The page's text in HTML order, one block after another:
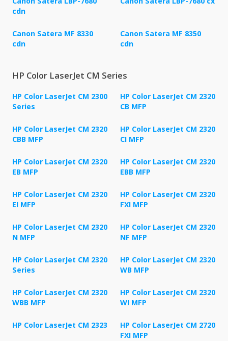
cdn
Canon Satera MF 8330
cdn
Canon Satera MF 8350
cdn
HP Color LaserJet CM Series
HP Color LaserJet CM 2300
Series
HP Color LaserJet CM 2320
CB MFP
HP Color LaserJet CM 2320
CBB MFP
HP Color LaserJet CM 2320
CI MFP
HP Color LaserJet CM 2320
EB MFP
HP Color LaserJet CM 2320
EBB MFP
HP Color LaserJet CM 2320
EI MFP
HP Color LaserJet CM 2320
FXI MFP
HP Color LaserJet CM 2320
N MFP
HP Color LaserJet CM 2320
NF MFP
HP Color LaserJet CM 2320
Series
HP Color LaserJet CM 2320
WB MFP
HP Color LaserJet CM 2320
WBB MFP
HP Color LaserJet CM 2320
WI MFP
HP Color LaserJet CM 2323
HP Color LaserJet CM 2720
FXI MFP